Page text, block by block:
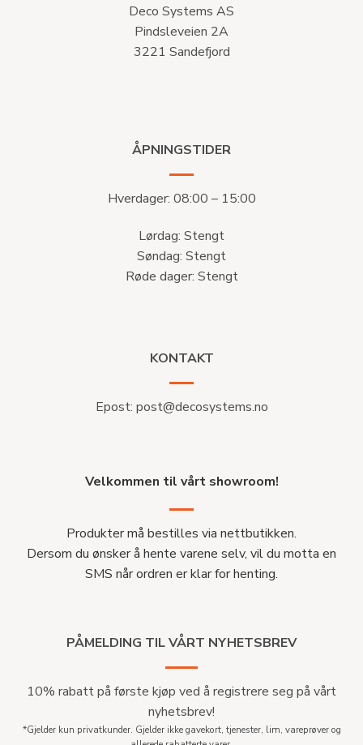
Deco Systems AS
Pindsleveien 2A
3221 Sandefjord
ÅPNINGSTIDER
Hverdager: 08:00 – 15:00
Lørdag: Stengt
Søndag: Stengt
Røde dager: Stengt
KONTAKT
Epost: post@decosystems.no
Velkommen til vårt showroom!
Produkter må bestilles via nettbutikken.
Dersom du ønsker å hente varene selv, vil du motta en
SMS når ordren er klar for henting.
PÅMELDING TIL VÅRT NYHETSBREV
10% rabatt på første kjøp ved å registrere seg på vårt
nyhetsbrev!
*Gjelder kun privatkunder. Gjelder ikke gavekort, tjenester, lim, vareprøver og